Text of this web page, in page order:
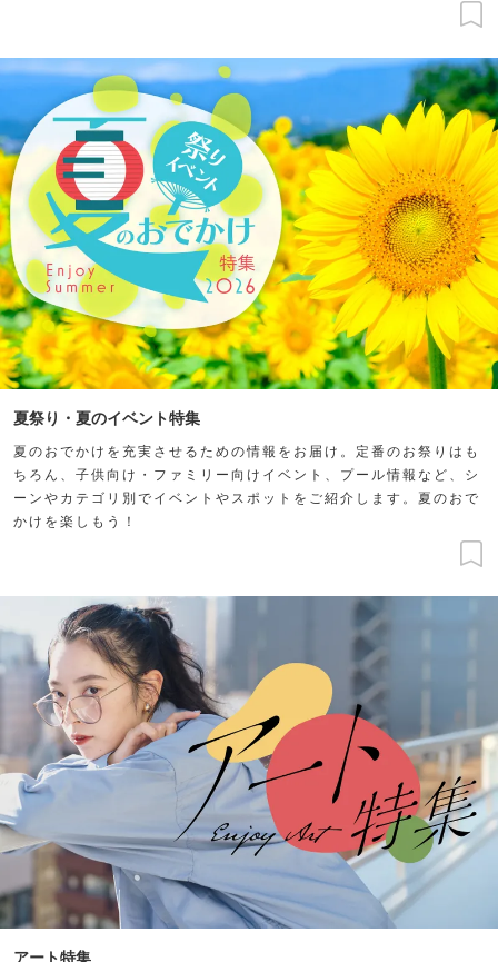
夏祭り・夏のイベント特集
夏のおでかけを充実させるための情報をお届け。定番のお祭りはも
ちろん、子供向け・ファミリー向けイベント、プール情報など、シ
ーンやカテゴリ別でイベントやスポットをご紹介します。夏のおで
かけを楽しもう！
アート特集